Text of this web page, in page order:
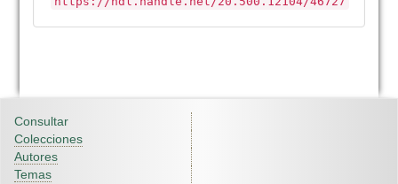
Consultar
Colecciones
Autores
Temas